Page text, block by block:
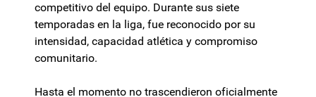
competitivo del equipo. Durante sus siete
temporadas en la liga, fue reconocido por su
intensidad, capacidad atlética y compromiso
comunitario.
Hasta el momento no trascendieron oficialmente